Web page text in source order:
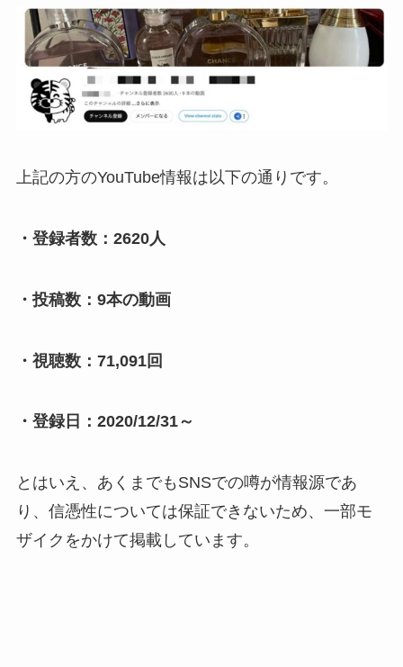
上記の方のYouTube情報は以下の通りです。
・登録者数：2620人
・投稿数：9本の動画
・視聴数：71,091回
・登録日：2020/12/31～
とはいえ、あくまでもSNSでの噂が情報源であ
り、信憑性については保証できないため、一部モ
ザイクをかけて掲載しています。